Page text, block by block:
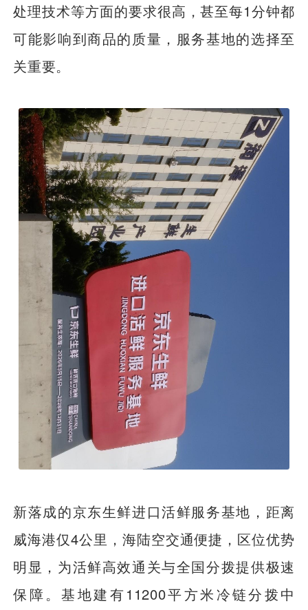
处理技术等方面的要求很高，甚至每1分钟都
可能影响到商品的质量，服务基地的选择至
关重要。
新落成的京东生鲜进口活鲜服务基地，距离
威海港仅4公里，海陆空交通便捷，区位优势
明显，为活鲜高效通关与全国分拨提供极速
保障。基地建有11200平方米冷链分拨中